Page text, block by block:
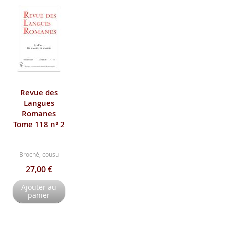
Revue des
Langues
Romanes
Tome 118 n° 2
Broché, cousu
27,00 €
Ajouter au
panier